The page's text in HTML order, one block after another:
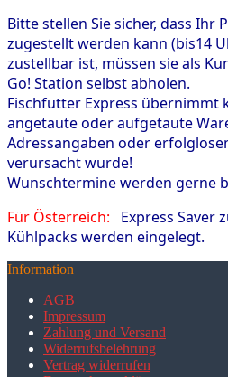
Bitte stellen Sie sicher, dass Ihr
zugestellt werden kann (bis14
zustellbar ist, müssen sie als
Go! Station selbst abholen.
Fischfutter Express übernimmt
angetaute oder aufgetaute
Adressangaben oder
verursacht wurde!
Wunschtermine werden gerne
Für Österreich: Express Saver
Kühlpacks werden eingelegt.
Information
AGB
Impressum
Zahlung und Versand
Widerrufsbelehrung
Vertrag widerrufen